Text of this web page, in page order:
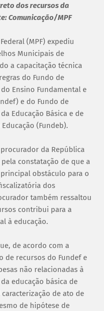
dos recursos da
Comunicação/MPF
(MPF) expediu
Municipais de
a capacitação técnica
do Fundo de
Ensino Fundamental e
e do Fundo de
Educação Básica e de
(Fundeb).
da República
constatação de que a
obstáculo para o
dos
também ressaltou
contribui para a
à educação.
de acordo com a
de recursos do Fundef e
não relacionadas à
educação básica de
de ato de
de hipótese de